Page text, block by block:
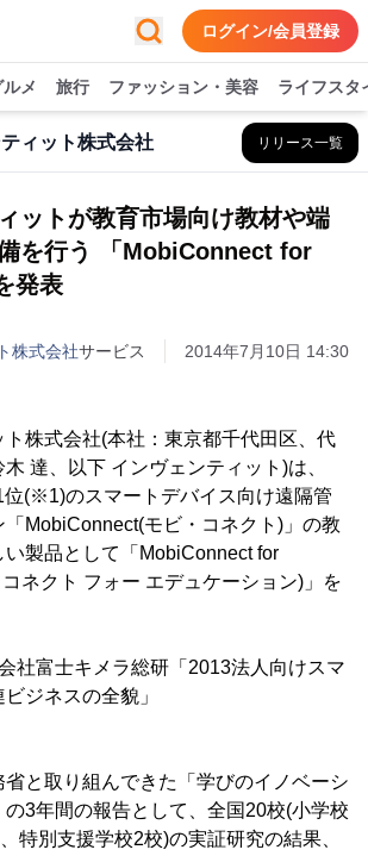
ログイン/会員登録
ルメ 旅行 ファッション・美容 ライフスタ
ィット株式会社 リリース一覧
ットが教育市場向け教材や端
を行う 「MobiConnect for
発表
株式会社サービス 2014年7月10日 14:30
株式会社(本社：東京都千代田区、代
達、以下 インヴェンティット)は、
位(※1)のスマートデバイス向け遠隔管
MobiConnect(モビ・コネクト)」の教
製品として「MobiConnect for
ネクト フォー エデュケーション)」を
社富士キメラ総研「2013法人向けスマ
ジネスの全貌」
と取り組んできた「学びのイノベーシ
の3年間の報告として、全国20校(小学校
特別支援学校2校)の実証研究の結果、